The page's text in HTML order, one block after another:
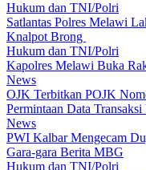
Hukum dan TNI/Polri
Satlantas Polres Melawi
Knalpot Brong
Hukum dan TNI/Polri
Kapolres Melawi Buka
News
OJK Terbitkan POJK
Permintaan Data
News
PWI Kalbar Mengecam
Gara-gara Berita MBG
Hukum dan TNI/Polri